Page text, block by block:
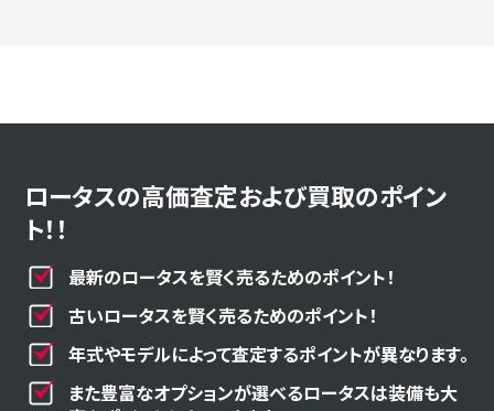
ロータスの高価査定および買取のポイン
ト！！
最新のロータスを賢く売るためのポイント！
古いロータスを賢く売るためのポイント！
年式やモデルによって査定するポイントが異なります。
また豊富なオプションが選べるロータスは装備も大